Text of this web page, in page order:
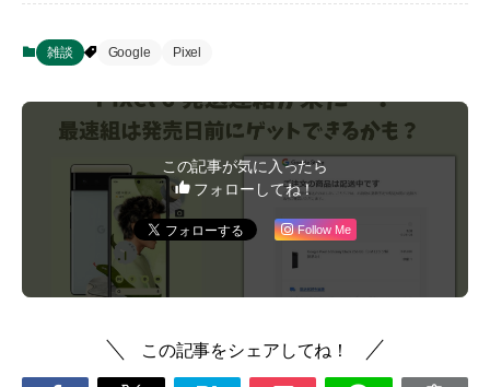
雑談 Google Pixel
この記事が気に入ったら
フォローしてね！
Follow Me
この記事をシェアしてね！